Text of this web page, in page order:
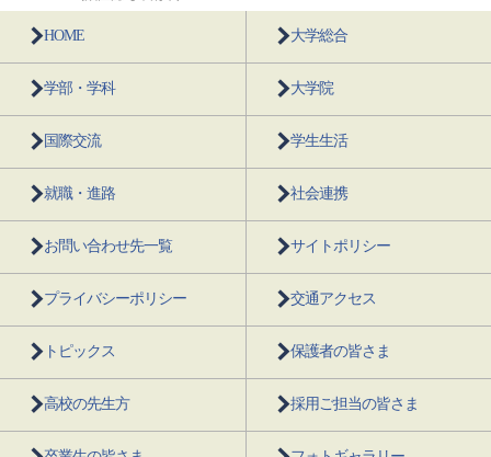
HOME 大学総合
学部・学科 大学院
国際交流 学生生活
就職・進路 社会連携
お問い合わせ先一覧 サイトポリシー
プライバシーポリシー 交通アクセス
トピックス 保護者の皆さま
高校の先生方 採用ご担当の皆さま